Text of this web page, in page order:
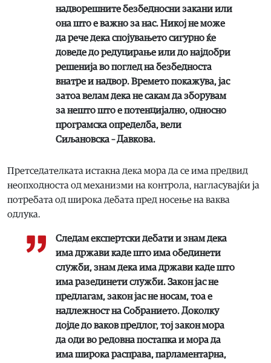
надворешните безбедносни закани или
она што е важно за нас. Никој не може
да рече дека спојувањето сигурно ќе
доведе до редуцирање или до најдобри
решенија во поглед на безбедноста
внатре и надвор. Времето покажува, јас
затоа велам дека не сакам да зборувам
за нешто што е потенцијално, односно
програмска определба, вели
Сиљановска – Давкова.
Претседателката истакна дека мора да се има предвид
неопходноста од механизми на контрола, нагласувајќи ја
потребата од широка дебата пред носење на ваква
одлука.
Следам експертски дебати и знам дека
има држави каде што има обединети
служби, знам дека има држави каде што
има разединети служби. Закон јас не
предлагам, закон јас не носам, тоа е
надлежност на Собранието. Доколку
дојде до ваков предлог, тој закон мора
да оди во редовна постапка и мора да
има широка расправа, парламентарна,